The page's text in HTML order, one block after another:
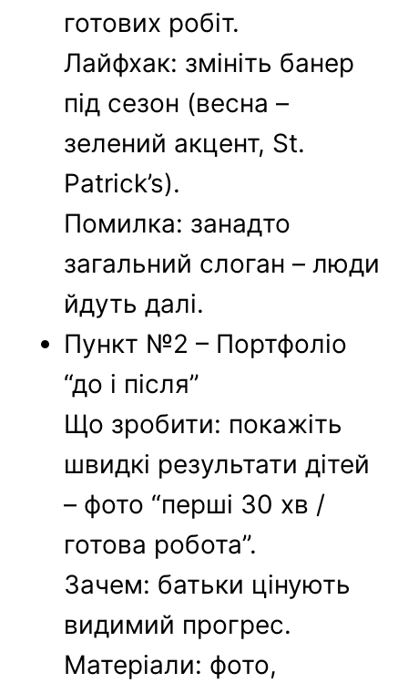
готових робіт.
Лайфхак: змініть банер
під сезон (весна –
зелений акцент, St.
Patrick’s).
Помилка: занадто
загальний слоган – люди
йдуть далі.
Пункт №2 – Портфоліо
“до і після”
Що зробити: покажіть
швидкі результати дітей
– фото “перші 30 хв /
готова робота”.
Зачем: батьки цінують
видимий прогрес.
Матеріали: фото,